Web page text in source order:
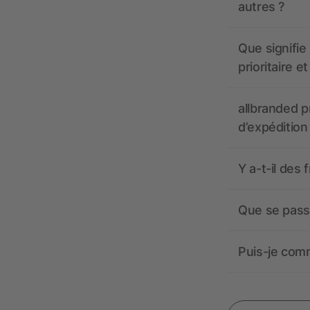
autres ?
Que
prioritaire
allbranded
d’expédition
Y a-t-il des
Que se
Puis-je